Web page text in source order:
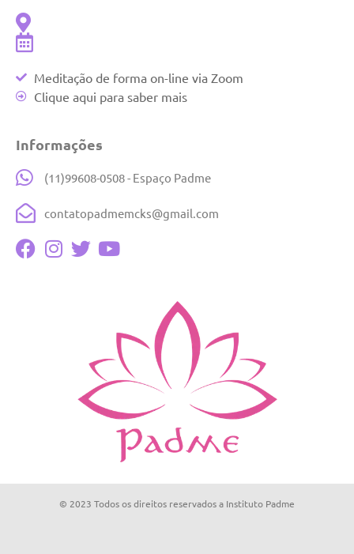
Meditação de forma on-line via Zoom
Clique aqui para saber mais
Informações
(11)99608-0508 - Espaço Padme
contatopadmemcks@gmail.com
© 2023 Todos os direitos reservados a Instituto Padme